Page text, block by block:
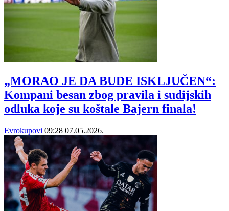
„MORAO JE DA BUDE ISKLJUČEN“:
Kompani besan zbog pravila i sudijskih
odluka koje su koštale Bajern finala!
Evrokupovi 09:28 07.05.2026.